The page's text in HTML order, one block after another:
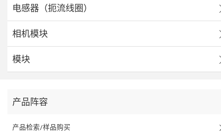
电感器（扼流线圈）
相机模块
模块
产品阵容
产品检索/样品购买